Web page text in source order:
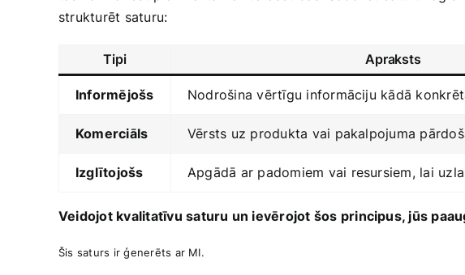
strukturēt saturu:
Tipi Apraksts
Informējošs Nodrošina vērtīgu informāciju‌ kādā
Komerciāls Vērsts uz produkta vai pakalpojuma
Izglītojošs Apgādā ar padomiem vai resursiem, lai
Veidojot kvalitatīvu saturu un ievērojot šos principus, jūs
Šis saturs ir ģenerēts ar MI.